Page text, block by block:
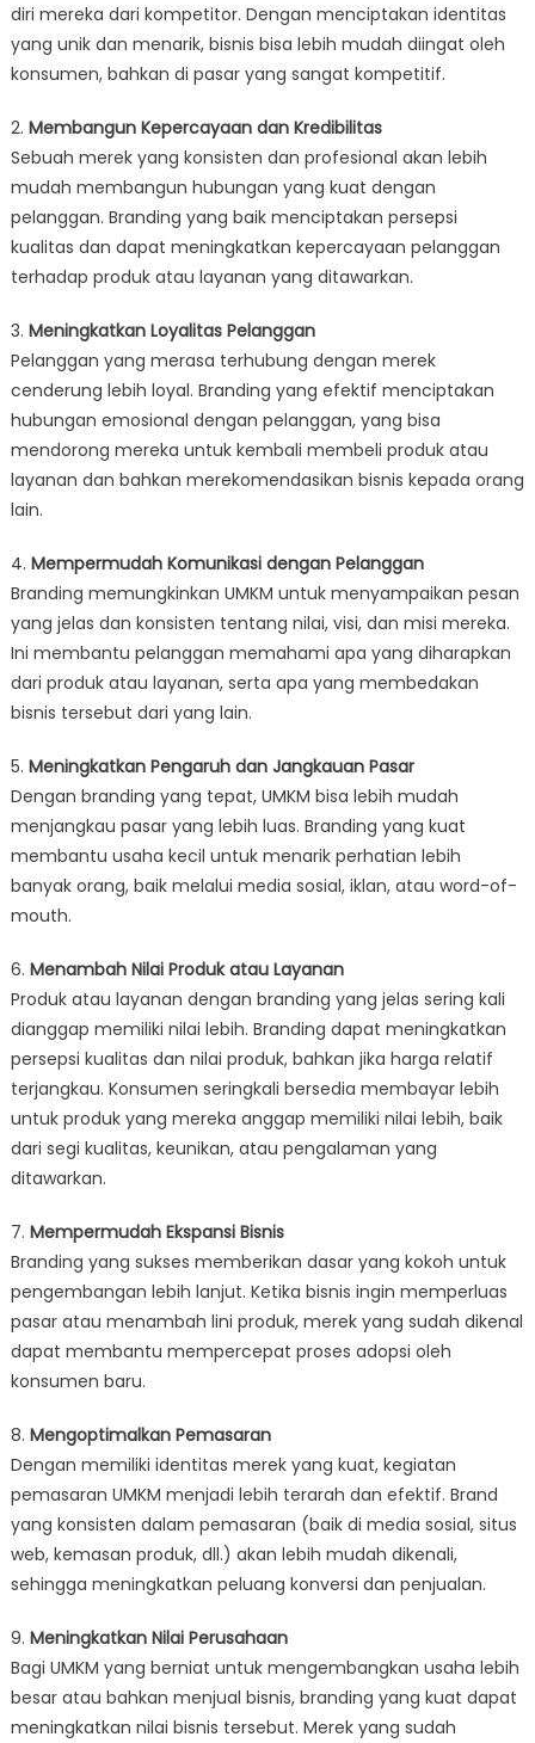
diri mereka dari kompetitor. Dengan menciptakan identitas
yang unik dan menarik, bisnis bisa lebih mudah diingat oleh
konsumen, bahkan di pasar yang sangat kompetitif.
2. Membangun Kepercayaan dan Kredibilitas
Sebuah merek yang konsisten dan profesional akan lebih
mudah membangun hubungan yang kuat dengan
pelanggan. Branding yang baik menciptakan persepsi
kualitas dan dapat meningkatkan kepercayaan pelanggan
terhadap produk atau layanan yang ditawarkan.
3. Meningkatkan Loyalitas Pelanggan
Pelanggan yang merasa terhubung dengan merek
cenderung lebih loyal. Branding yang efektif menciptakan
hubungan emosional dengan pelanggan, yang bisa
mendorong mereka untuk kembali membeli produk atau
layanan dan bahkan merekomendasikan bisnis kepada orang
lain.
4. Mempermudah Komunikasi dengan Pelanggan
Branding memungkinkan UMKM untuk menyampaikan pesan
yang jelas dan konsisten tentang nilai, visi, dan misi mereka.
Ini membantu pelanggan memahami apa yang diharapkan
dari produk atau layanan, serta apa yang membedakan
bisnis tersebut dari yang lain.
5. Meningkatkan Pengaruh dan Jangkauan Pasar
Dengan branding yang tepat, UMKM bisa lebih mudah
menjangkau pasar yang lebih luas. Branding yang kuat
membantu usaha kecil untuk menarik perhatian lebih
banyak orang, baik melalui media sosial, iklan, atau word-of-
mouth.
6. Menambah Nilai Produk atau Layanan
Produk atau layanan dengan branding yang jelas sering kali
dianggap memiliki nilai lebih. Branding dapat meningkatkan
persepsi kualitas dan nilai produk, bahkan jika harga relatif
terjangkau. Konsumen seringkali bersedia membayar lebih
untuk produk yang mereka anggap memiliki nilai lebih, baik
dari segi kualitas, keunikan, atau pengalaman yang
ditawarkan.
7. Mempermudah Ekspansi Bisnis
Branding yang sukses memberikan dasar yang kokoh untuk
pengembangan lebih lanjut. Ketika bisnis ingin memperluas
pasar atau menambah lini produk, merek yang sudah dikenal
dapat membantu mempercepat proses adopsi oleh
konsumen baru.
8. Mengoptimalkan Pemasaran
Dengan memiliki identitas merek yang kuat, kegiatan
pemasaran UMKM menjadi lebih terarah dan efektif. Brand
yang konsisten dalam pemasaran (baik di media sosial, situs
web, kemasan produk, dll.) akan lebih mudah dikenali,
sehingga meningkatkan peluang konversi dan penjualan.
9. Meningkatkan Nilai Perusahaan
Bagi UMKM yang berniat untuk mengembangkan usaha lebih
besar atau bahkan menjual bisnis, branding yang kuat dapat
meningkatkan nilai bisnis tersebut. Merek yang sudah